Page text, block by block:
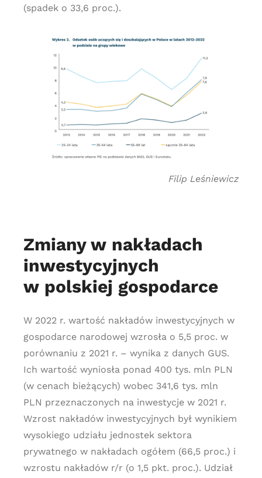
(spadek o 33,6 proc.).
Filip Leśniewicz
Zmiany w nakładach
inwestycyjnych
w polskiej gospodarce
W 2022 r. wartość nakładów inwestycyjnych w
gospodarce narodowej wzrosła o 5,5 proc. w
porównaniu z 2021 r. – wynika z danych GUS.
Ich wartość wyniosła ponad 400 tys. mln PLN
(w cenach bieżących) wobec 341,6 tys. mln
PLN przeznaczonych na inwestycje w 2021 r.
Wzrost nakładów inwestycyjnych był wynikiem
wysokiego udziału jednostek sektora
prywatnego w nakładach ogółem (66,5 proc.) i
wzrostu nakładów r/r (o 1,5 pkt. proc.). Udział